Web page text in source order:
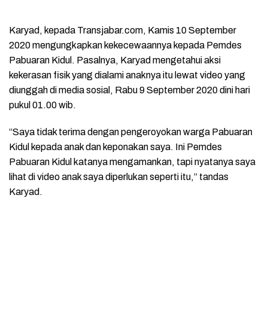
Karyad, kepada Transjabar.com, Kamis 10 September
2020 mengungkapkan kekecewaannya kepada Pemdes
Pabuaran Kidul. Pasalnya, Karyad mengetahui aksi
kekerasan fisik yang dialami anaknya itu lewat video yang
diunggah di media sosial, Rabu 9 September 2020 dini hari
pukul 01.00 wib.
“Saya tidak terima dengan pengeroyokan warga Pabuaran
Kidul kepada anak dan keponakan saya. Ini Pemdes
Pabuaran Kidul katanya mengamankan, tapi nyatanya saya
lihat di video anak saya diperlukan seperti itu,” tandas
Karyad.